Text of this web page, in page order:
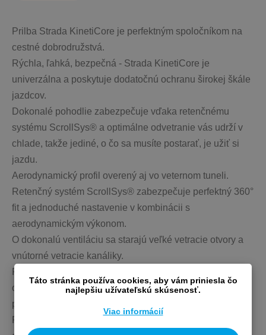
Táto stránka používa cookies, aby vám priniesla čo
najlepšiu užívateľskú skúsenosť.
Viac informácií
Prilba Strada KinetiCore je perfektným spoločníkom na
cestné dobrodružstvá.
Rýchla, ľahká, bezpečná - Strada KinetiCore je
univerzálna a poskytuje dodatočnú ochranu širokej škále
jazdcov.
Dokonalé pohodlie zabezpečuje vďaka retenčnému
systému ScrollSys® a optimálne odvetranie vás udrží v
chlade, takže jediné, o čo sa musíte postarať, je užiť si
jazdu.
Aerodynamický profil overený aj vo veternom tuneli.
Retenčný systém ScrollSys® zabezpečuje perfektný 360°
fit a jednoduché nastavenie v kombinácii s
aerodynamickým výkonom.
O dokonalú ventiláciu sa starajú veľké vetracie otvory a
vnútorné vetracie kanáliky.
Prilba je kompatibilná s krytom Aeroshell, ktorý vás
ochráni v prípade nepriaznivých poveternostných
podmienok.
Pohodlie vám dodajú aj malé detaily ako: možnosť